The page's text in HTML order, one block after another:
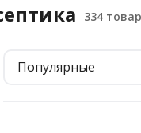
Популярные